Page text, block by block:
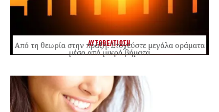
ΑΥΤΟΒΕΛΤΙΩΣΗ
Από τη θεωρία στην πράξη: Στοχεύστε μεγάλα οράματα
μέσα από μικρά βήματα